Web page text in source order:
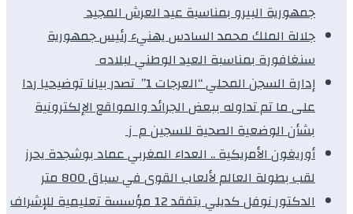
جمهورية البيرو بمناسبة عيد العرش المجيد
جلالة الملك محمد السادس يهنيء رئيس جمهورية
سنغافورة بمناسبة العيد الوطني لبلاده
إدارة السجن المحلي “العرجات 1” تصدر بيانا توضيحيا ردا
على ما تم تداوله ببعض الجرائد والمواقع الإلكترونية
بشأن الوضعية الصحية للسجين م ز
أوريغون الأمريكية .. العداء المغربي عماد بوشجدة يحرز
لقب بطولة العالم لألعاب القوى في سباق 800 متر
الدكتور نوفل كديلي يتفقد 12 مؤسسة تعليمية للإشراف